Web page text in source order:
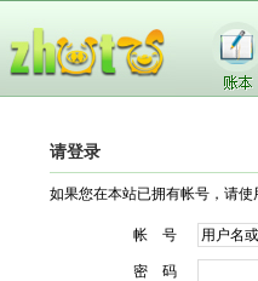
请登录
如果您在本站已拥有帐号，请
帐 号
密 码